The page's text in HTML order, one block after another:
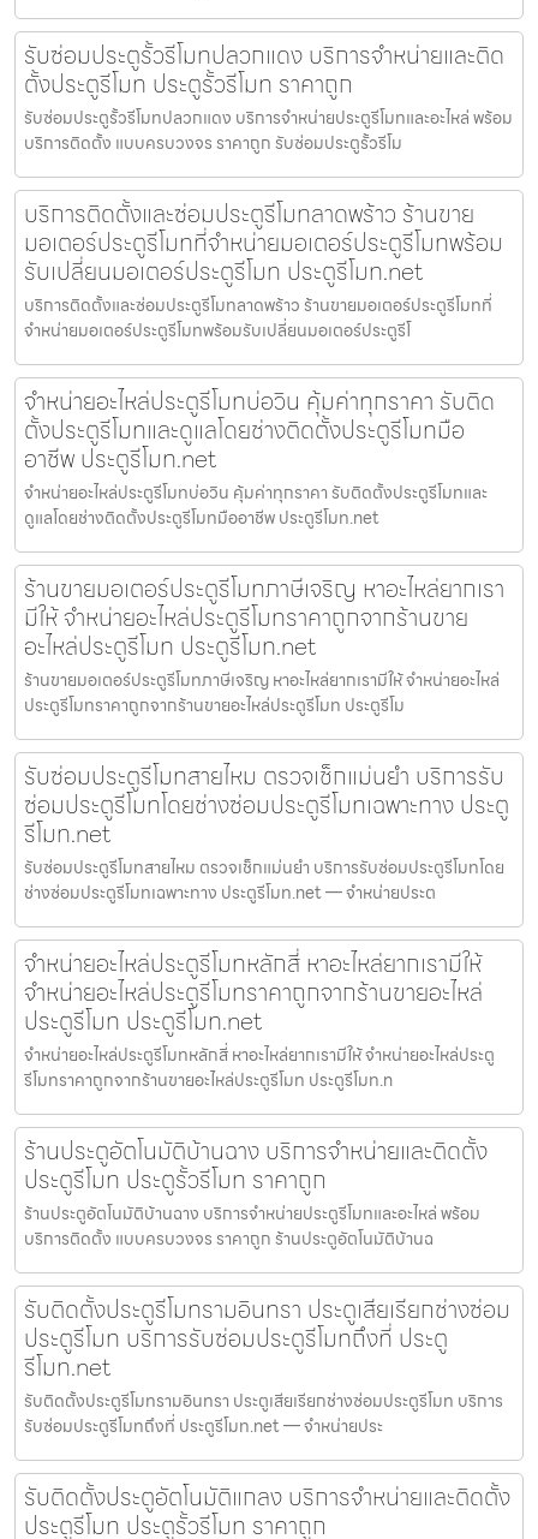
รับซ่อมประตูรั้วรีโมทปลวกแดง บริการจำหน่ายและติด
ตั้งประตูรีโมท ประตูรั้วรีโมท ราคาถูก
รับซ่อมประตูรั้วรีโมทปลวกแดง บริการจำหน่ายประตูรีโมทและอะไหล่ พร้อม
บริการติดตั้ง แบบครบวงจร ราคาถูก รับซ่อมประตูรั้วรีโม
บริการติดตั้งและซ่อมประตูรีโมทลาดพร้าว ร้านขาย
มอเตอร์ประตูรีโมทที่จำหน่ายมอเตอร์ประตูรีโมทพร้อม
รับเปลี่ยนมอเตอร์ประตูรีโมท ประตูรีโมท.net
บริการติดตั้งและซ่อมประตูรีโมทลาดพร้าว ร้านขายมอเตอร์ประตูรีโมทที่
จำหน่ายมอเตอร์ประตูรีโมทพร้อมรับเปลี่ยนมอเตอร์ประตูรีโ
จำหน่ายอะไหล่ประตูรีโมทบ่อวิน คุ้มค่าทุกราคา รับติด
ตั้งประตูรีโมทและดูแลโดยช่างติดตั้งประตูรีโมทมือ
อาชีพ ประตูรีโมท.net
จำหน่ายอะไหล่ประตูรีโมทบ่อวิน คุ้มค่าทุกราคา รับติดตั้งประตูรีโมทและ
ดูแลโดยช่างติดตั้งประตูรีโมทมืออาชีพ ประตูรีโมท.net
ร้านขายมอเตอร์ประตูรีโมทภาษีเจริญ หาอะไหล่ยากเรา
มีให้ จำหน่ายอะไหล่ประตูรีโมทราคาถูกจากร้านขาย
อะไหล่ประตูรีโมท ประตูรีโมท.net
ร้านขายมอเตอร์ประตูรีโมทภาษีเจริญ หาอะไหล่ยากเรามีให้ จำหน่ายอะไหล่
ประตูรีโมทราคาถูกจากร้านขายอะไหล่ประตูรีโมท ประตูรีโม
รับซ่อมประตูรีโมทสายไหม ตรวจเช็กแม่นยำ บริการรับ
ซ่อมประตูรีโมทโดยช่างซ่อมประตูรีโมทเฉพาะทาง ประตู
รีโมท.net
รับซ่อมประตูรีโมทสายไหม ตรวจเช็กแม่นยำ บริการรับซ่อมประตูรีโมทโดย
ช่างซ่อมประตูรีโมทเฉพาะทาง ประตูรีโมท.net — จำหน่ายประต
จำหน่ายอะไหล่ประตูรีโมทหลักสี่ หาอะไหล่ยากเรามีให้
จำหน่ายอะไหล่ประตูรีโมทราคาถูกจากร้านขายอะไหล่
ประตูรีโมท ประตูรีโมท.net
จำหน่ายอะไหล่ประตูรีโมทหลักสี่ หาอะไหล่ยากเรามีให้ จำหน่ายอะไหล่ประตู
รีโมทราคาถูกจากร้านขายอะไหล่ประตูรีโมท ประตูรีโมท.n
ร้านประตูอัตโนมัติบ้านฉาง บริการจำหน่ายและติดตั้ง
ประตูรีโมท ประตูรั้วรีโมท ราคาถูก
ร้านประตูอัตโนมัติบ้านฉาง บริการจำหน่ายประตูรีโมทและอะไหล่ พร้อม
บริการติดตั้ง แบบครบวงจร ราคาถูก ร้านประตูอัตโนมัติบ้านฉ
รับติดตั้งประตูรีโมทรามอินทรา ประตูเสียเรียกช่างซ่อม
ประตูรีโมท บริการรับซ่อมประตูรีโมทถึงที่ ประตู
รีโมท.net
รับติดตั้งประตูรีโมทรามอินทรา ประตูเสียเรียกช่างซ่อมประตูรีโมท บริการ
รับซ่อมประตูรีโมทถึงที่ ประตูรีโมท.net — จำหน่ายประ
รับติดตั้งประตูอัตโนมัติแกลง บริการจำหน่ายและติดตั้ง
ประตูรีโมท ประตูรั้วรีโมท ราคาถูก